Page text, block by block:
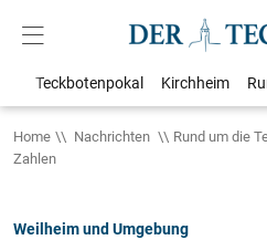
Teckbotenpokal Kirchheim
Home Nachrichten Rund um die
Zahlen
Weilheim und Umgebung